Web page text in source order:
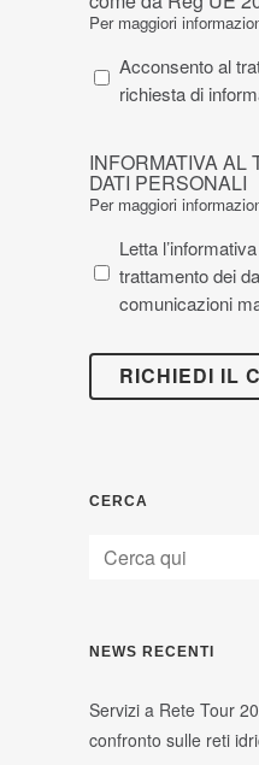
DEI
DATI
SEZIONE
SITO”
come
Reg
UE
2016/679
Per maggiori
Acconsento al
richiesta di
INFORMATIVA
AL
TRATTAMENTO
DATI
PERSONALI
INFORMATIVA AL
DATI PERSONALI
Per maggiori
Letta
trattamento dei
comunicazioni
CERCA
NEWS RECENTI
Servizi a Rete Tour
confronto sulle reti